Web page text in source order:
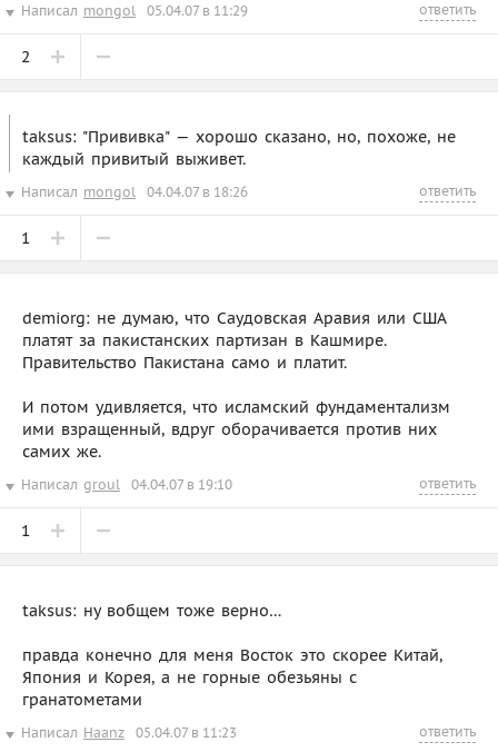
Написал mongol 05.04.07 в 11:29 ответить
2
taksus: "Прививка" — хорошо сказано, но, похоже, не
каждый привитый выживет.
Написал mongol 04.04.07 в 18:26 ответить
1
demiorg: не думаю, что Саудовская Аравия или США
платят за пакистанских партизан в Кашмире.
Правительство Пакистана само и платит.
И потом удивляется, что исламский фундаментализм
ими взращенный, вдруг оборачивается против них
самих же.
Написал groul 04.04.07 в 19:10 ответить
1
taksus: ну вобщем тоже верно…
правда конечно для меня Восток это скорее Китай,
Япония и Корея, а не горные обезьяны с
гранатометами
Написал Haanz 05.04.07 в 11:23 ответить